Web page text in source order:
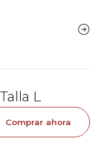
L
Comprar ahora